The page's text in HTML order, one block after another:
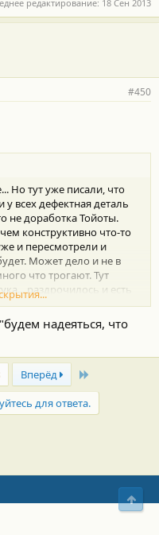
редактирование: 18 Сен 2013
#450
Но тут уже писали, что
всех дефектная деталь
не доработка Тойоты.
конструктивно что-то
и пересмотрели и
Может дело и не в
что трогают. Тут
раздрочилось и есть
не всегда, поэтому
проблему. За неделю
в то, что я
в момент катания
pdv5, остается
А явное проявление и
если ездить часто
надеяться, что
Вперёд
для ответа.
почта